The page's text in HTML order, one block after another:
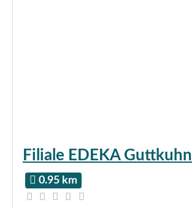
Filiale EDEKA Guttkuhn
0.95 km